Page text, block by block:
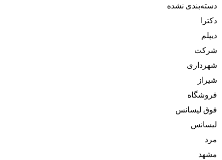
دسته‌بندی نشده
دکترا
دیپلم
شرکت
شهرداری
شیراز
فروشگاه
فوق لیسانس
لیسانس
مرد
مشهد